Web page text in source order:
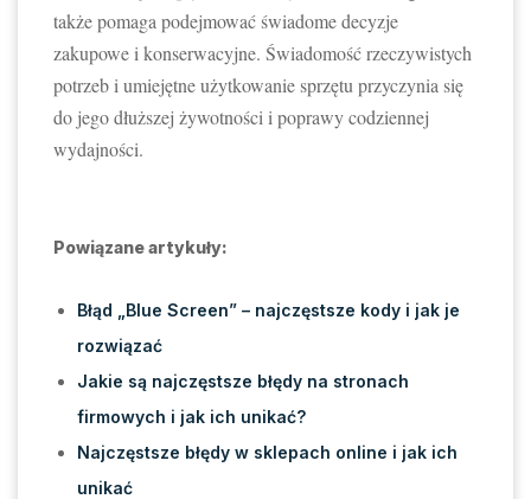
także pomaga podejmować świadome decyzje
zakupowe i konserwacyjne. Świadomość rzeczywistych
potrzeb i umiejętne użytkowanie sprzętu przyczynia się
do jego dłuższej żywotności i poprawy codziennej
wydajności.
Powiązane artykuły:
Błąd „Blue Screen” – najczęstsze kody i jak je
rozwiązać
Jakie są najczęstsze błędy na stronach
firmowych i jak ich unikać?
Najczęstsze błędy w sklepach online i jak ich
unikać